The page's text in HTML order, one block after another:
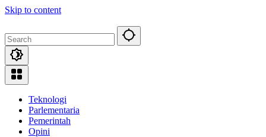
Skip to content
Teknologi
Parlementaria
Pemerintah
Opini